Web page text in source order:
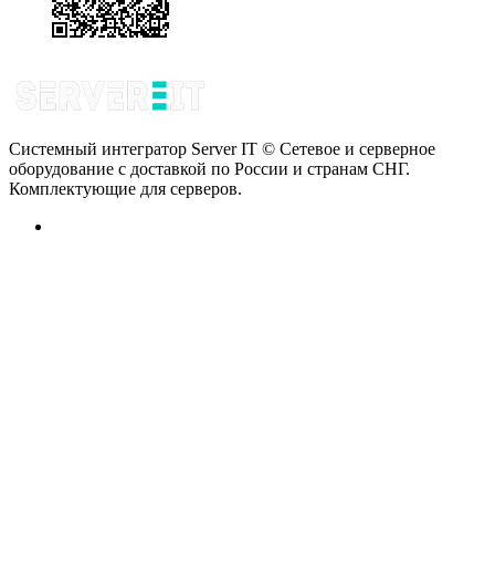
Системный интегратор Server IT © Сетевое и серверное
оборудование с доставкой по России и странам СНГ.
Комплектующие для серверов.